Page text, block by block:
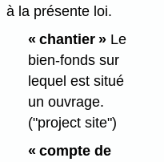
à la présente loi.
« chantier »Le
bien-fonds sur
lequel est situé
un ouvrage.
("project site")
« compte de